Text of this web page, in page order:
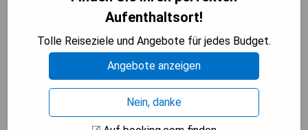
Aufenthaltsort!
Tolle Reiseziele und Angebote für jedes Budget.
Angebote anzeigen
Nein, danke